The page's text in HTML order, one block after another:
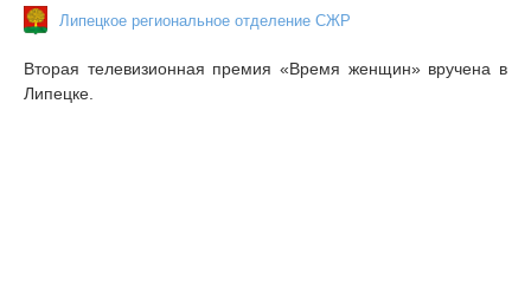
Липецкое региональное отделение СЖР
Вторая телевизионная премия «Время женщин» вручена в
Липецке.